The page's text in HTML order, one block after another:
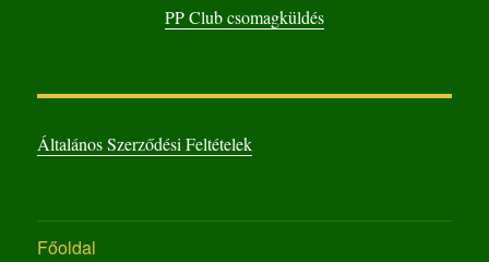
PP Club csomagküldés
Általános Szerződési Feltételek
Főoldal